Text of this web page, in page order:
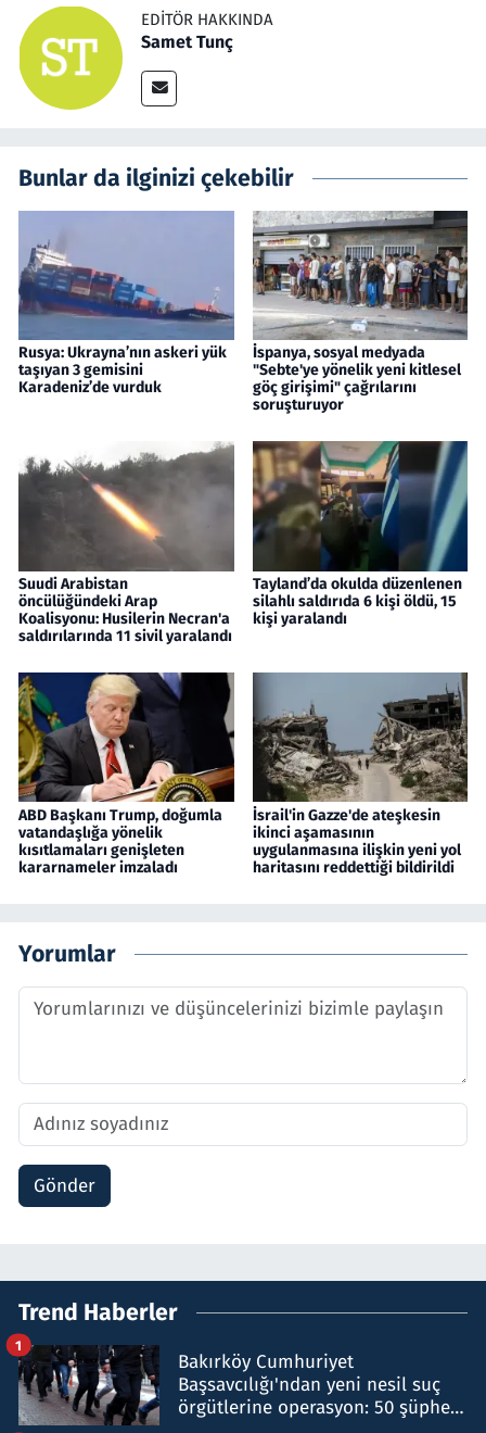
EDITÖR HAKKINDA
Samet Tunç
Bunlar da ilginizi çekebilir
Rusya: Ukrayna’nın askeri yük
taşıyan 3 gemisini
Karadeniz’de vurduk
İspanya, sosyal medyada
"Sebte'ye yönelik yeni kitlesel
göç girişimi" çağrılarını
soruşturuyor
Suudi Arabistan
öncülüğündeki Arap
Koalisyonu: Husilerin Necran'a
saldırılarında 11 sivil yaralandı
Tayland’da okulda düzenlenen
silahlı saldırıda 6 kişi öldü, 15
kişi yaralandı
ABD Başkanı Trump, doğumla
vatandaşlığa yönelik
kısıtlamaları genişleten
kararnameler imzaladı
İsrail'in Gazze'de ateşkesin
ikinci aşamasının
uygulanmasına ilişkin yeni yol
haritasını reddettiği bildirildi
Yorumlar
Gönder
Trend Haberler
Bakırköy Cumhuriyet
Başsavcılığı'ndan yeni nesil suç
örgütlerine operasyon: 50 şüpheli
1